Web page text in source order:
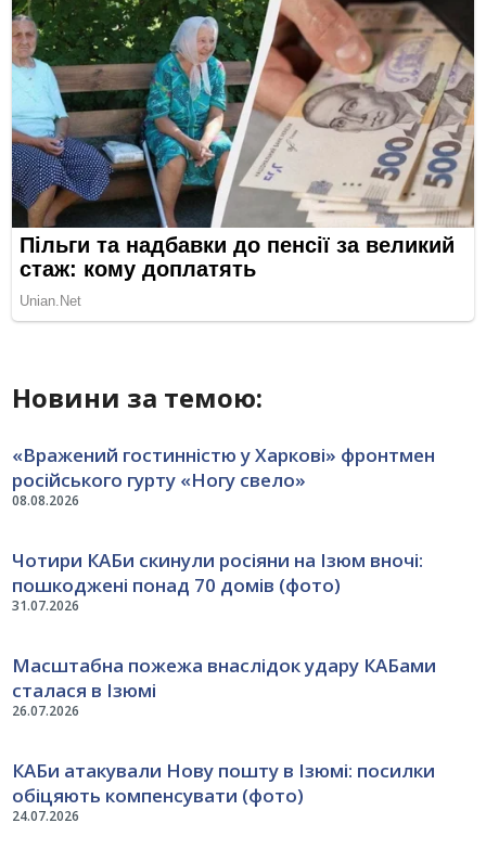
Новини за темою:
08.08.2026
«Вражений гостинністю у Харкові» фронтмен
російського гурту «Ногу свело»
31.07.2026
Чотири КАБи скинули росіяни на Ізюм вночі:
пошкоджені понад 70 домів (фото)
26.07.2026
Масштабна пожежа внаслідок удару КАБами
сталася в Ізюмі
24.07.2026
КАБи атакували Нову пошту в Ізюмі: посилки
обіцяють компенсувати (фото)